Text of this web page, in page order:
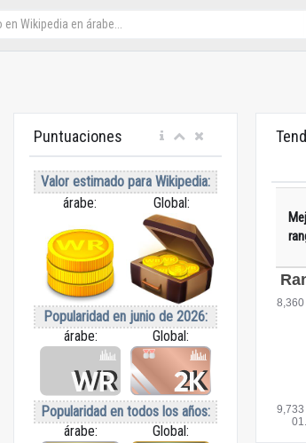
Puntuaciones
Valor estimado para Wikipedia:
árabe:
Global:
Popularidad en junio de 2026:
árabe:
Global:
Popularidad en todos los años:
árabe:
Global: